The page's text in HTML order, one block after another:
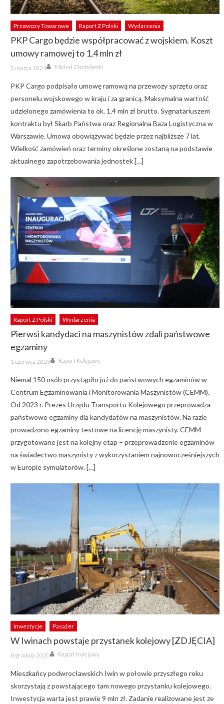
Przewozy Towarowe Raport Z Polski Wydarzenia
PKP Cargo będzie współpracować z wojskiem. Koszt
umowy ramowej to 1,4 mln zł
Posted
on
2 marca 2021 Author
Michał Ciechowski
PKP Cargo podpisało umowę ramową na przewozy sprzętu oraz
personelu wojskowego w kraju i za granicą. Maksymalna wartość
udzielonego zamówienia to ok. 1,4 mln zł brutto. Sygnatariuszem
kontraktu był Skarb Państwa oraz Regionalna Baza Logistyczna w
Warszawie. Umowa obowiązywać będzie przez najbliższe 7 lat.
Wielkość zamówień oraz terminy określone zostaną na podstawie
aktualnego zapotrzebowania jednostek […]
Raport Z Polski Wydarzenia
Pierwsi kandydaci na maszynistów zdali państwowe
egzaminy
Posted
on
1 czerwca 2023 Author
Raport Kolejowy
Niemal 150 osób przystąpiło już do państwowych egzaminów w
Centrum Egzaminowania i Monitorowania Maszynistów (CEMM).
Od 2023 r. Prezes Urzędu Transportu Kolejowego przeprowadza
państwowe egzaminy dla kandydatów na maszynistów. Na razie
prowadzono egzaminy testowe na licencję maszynisty. CEMM
przygotowane jest na kolejny etap – przeprowadzenie egzaminów
na świadectwo maszynisty z wykorzystaniem najnowocześniejszych
w Europie symulatorów. […]
Inwestycje Pasażer
W Iwinach powstaje przystanek kolejowy [ZDJĘCIA]
Posted
on
8 grudnia 2020 Author
Raport Kolejowy
Mieszkańcy podwrocławskich Iwin w połowie przyszłego roku
skorzystają z powstającego tam nowego przystanku kolejowego.
Inwestycja warta jest prawie 9 mln zł. Zadanie realizowane jest ze